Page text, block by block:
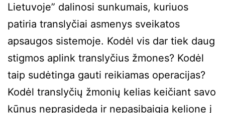
Lietuvoje” dalinosi sunkumais, kuriuos
patiria translyčiai asmenys sveikatos
apsaugos sistemoje. Kodėl vis dar tiek daug
stigmos aplink translyčius žmones? Kodėl
taip sudėtinga gauti reikiamas operacijas?
Kodėl translyčių žmonių kelias keičiant savo
kūnus neprasideda ir nepasibaigia kelione į